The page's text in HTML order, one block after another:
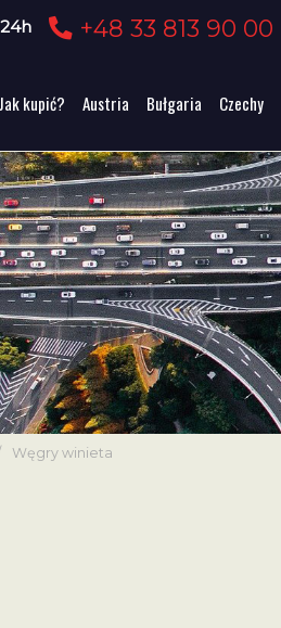
+48 33 813 90 00
Jak kupić? Austria Bułgaria Czechy
Węgry winieta